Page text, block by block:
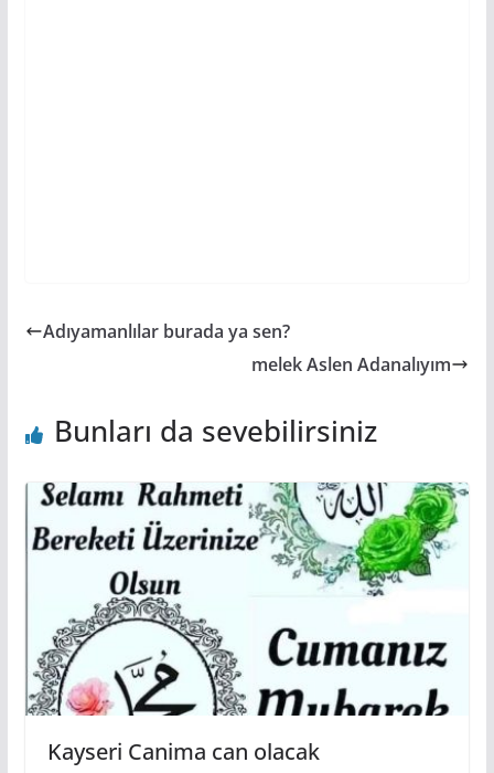
Adıyamanlılar burada ya sen?
melek Aslen Adanalıyım
Bunları da sevebilirsiniz
Kayseri Canima can olacak